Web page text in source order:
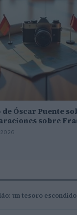
de Óscar Puente
sobre
un tesoro